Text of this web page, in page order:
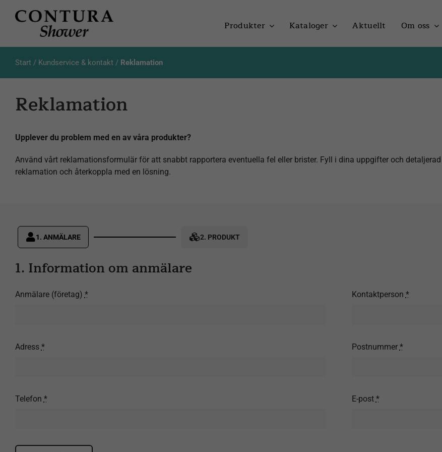
Produkter Kataloger Aktuellt Om oss
Start/ Kundservice & kontakt/ Reklamation
Reklamation
Upplever du problem med en av våra produkter?
Använd vårt reklamationsformulär för att snabbt rapportera eventuella fel eller brister. Fyll i dina uppgifter och
reklamation och återkoppla med en lösning.
Current
1. ANMÄLARE 2. PRODUKT
1. Information om anmälare
Anmälare (företag) * Kontaktperson *
Adress * Postnummer *
Telefon * E-post *